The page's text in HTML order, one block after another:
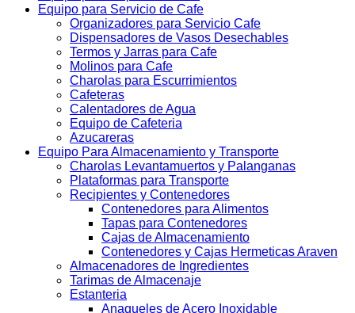
Equipo para Servicio de Cafe
Organizadores para Servicio Cafe
Dispensadores de Vasos Desechables
Termos y Jarras para Cafe
Molinos para Cafe
Charolas para Escurrimientos
Cafeteras
Calentadores de Agua
Equipo de Cafeteria
Azucareras
Equipo Para Almacenamiento y Transporte
Charolas Levantamuertos y Palanganas
Plataformas para Transporte
Recipientes y Contenedores
Contenedores para Alimentos
Tapas para Contenedores
Cajas de Almacenamiento
Contenedores y Cajas Hermeticas Araven
Almacenadores de Ingredientes
Tarimas de Almacenaje
Estanteria
Anaqueles de Acero Inoxidable